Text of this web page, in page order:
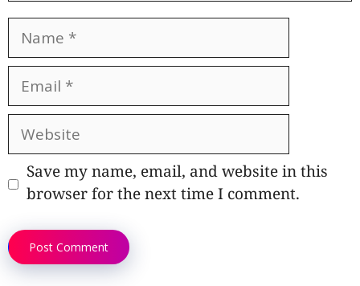
Name
Email
Website
Save my name, email, and website in this
browser for the next time I comment.